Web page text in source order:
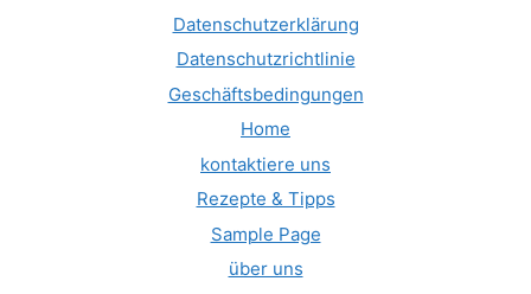
Datenschutzerklärung
Datenschutzrichtlinie
Geschäftsbedingungen
Home
kontaktiere uns
Rezepte & Tipps
Sample Page
über uns